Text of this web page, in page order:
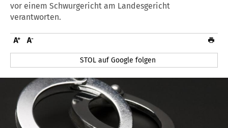
vor einem Schwurgericht am Landesgericht
verantworten.
STOL auf Google folgen